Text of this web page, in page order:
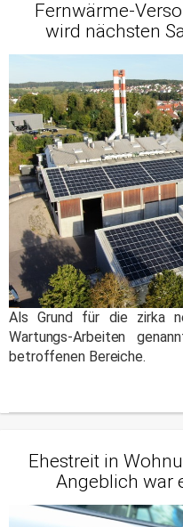
Fernwärme-
wird nächsten
Als Grund für die zirka
Wartungs-Arbeiten
betroffenen Bereiche.
Ehestreit in
Angeblich war